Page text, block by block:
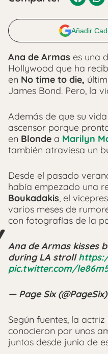
Añadir
Ana de Armas es una
Hollywood que ha
en No time to die,
James Bond. Pero, la
Además de que su
ascensor porque
en Blonde a Marilyn
también atraviesa un
Desde el pasado
había empezado una
Boukadakis, el
varios meses de
con fotografías de la
Ana de Armas kisses
during LA stroll
pic.twitter.com/
— Page Six (@PageSix)
Según fuentes, la
conocieron por unos
juntos desde junio de